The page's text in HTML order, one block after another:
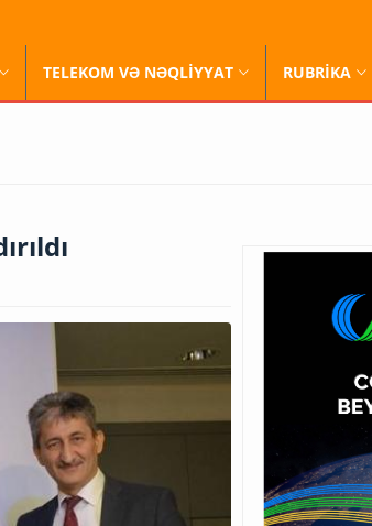
TELEKOM VƏ NƏQLİYYAT RUBRİKA